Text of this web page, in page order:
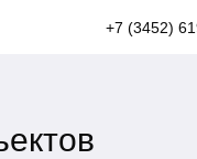
+7 (3452)